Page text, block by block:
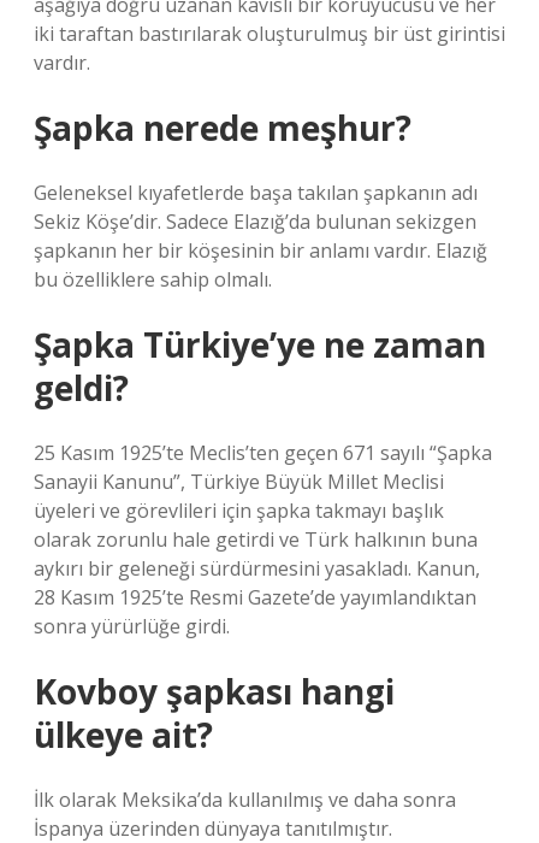
iki taraftan bastırılarak oluşturulmuş bir üst girintisi
vardır.
Şapka nerede meşhur?
Geleneksel kıyafetlerde başa takılan şapkanın adı
Sekiz Köşe’dir. Sadece Elazığ’da bulunan sekizgen
şapkanın her bir köşesinin bir anlamı vardır. Elazığ
bu özelliklere sahip olmalı.
Şapka Türkiye’ye ne zaman
geldi?
25 Kasım 1925’te Meclis’ten geçen 671 sayılı “Şapka
Sanayii Kanunu”, Türkiye Büyük Millet Meclisi
üyeleri ve görevlileri için şapka takmayı başlık
olarak zorunlu hale getirdi ve Türk halkının buna
aykırı bir geleneği sürdürmesini yasakladı. Kanun,
28 Kasım 1925’te Resmi Gazete’de yayımlandıktan
sonra yürürlüğe girdi.
Kovboy şapkası hangi
ülkeye ait?
İlk olarak Meksika’da kullanılmış ve daha sonra
İspanya üzerinden dünyaya tanıtılmıştır.